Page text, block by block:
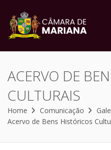
ACERVO DE
CULTURAIS
Home Comunicação
Acervo de Bens Históricos